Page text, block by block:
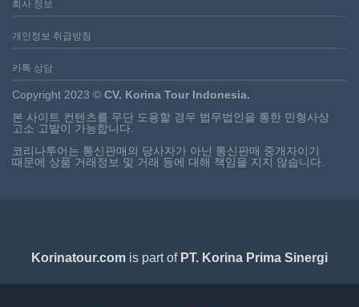
회사 정보
개인정보 취급방침
카톡 상담
Copyright 2023 © CV. Korina Tour Indonesia.
본 사이트 컨텐츠를 무단 도용할 경우 법무법인을 통한 민형사상
고소 고발이 가능합니다.
코리나투어는 통신판매의 당사자가 아닌 통신판매 중개자이기
때문에 상품 거래정보 및 거래 등에 대해 책임을 지지 않습니다.
Korinatour.com is part of PT. Korina Prima Sinergi